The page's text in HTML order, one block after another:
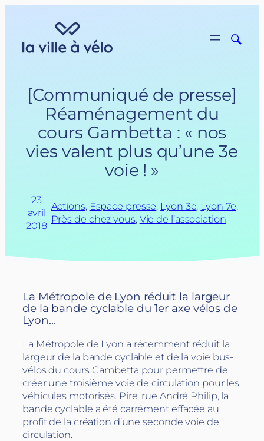
[Communiqué de presse]
Réaménagement du
cours Gambetta : « nos
vies valent plus qu’une 3e
voie ! »
23
avril
2018
Actions, Espace presse, Lyon 3e, Lyon 7e,
Près de chez vous, Vie de l’association
La Métropole de Lyon réduit la largeur
de la bande cyclable du 1er axe vélos de
Lyon…
La Métropole de Lyon a récemment réduit la
largeur de la bande cyclable et de la voie bus-
vélos du cours Gambetta pour permettre de
créer une troisième voie de circulation pour les
véhicules motorisés. Pire, rue André Philip, la
bande cyclable a été carrément effacée au
profit de la création d’une seconde voie de
circulation.